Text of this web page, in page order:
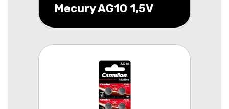
Mecury AG10 1,5V
blister 10